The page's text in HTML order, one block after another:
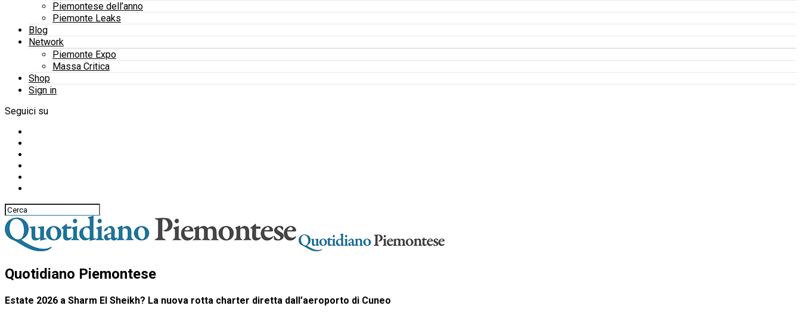
Piemontese dell’anno
Piemonte Leaks
Blog
Network
Piemonte Expo
Massa Critica
Shop
Sign in
Seguici su
Quotidiano Piemontese
Estate 2026 a Sharm El Sheikh? La nuova rotta charter diretta dall’aeroporto di Cuneo